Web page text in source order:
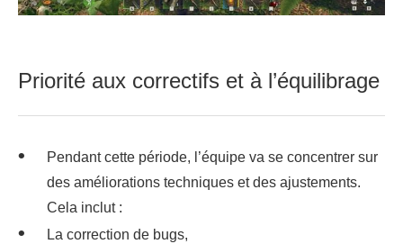
Priorité aux correctifs et à l’équilibrage
Pendant cette période, l’équipe va se concentrer sur
des améliorations techniques et des ajustements.
Cela inclut :
La correction de bugs,